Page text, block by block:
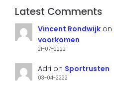
Latest Comments
Vincent Rondwijkon
voorkomen
21-07-2222
Adri on Sportrusten
03-04-2222